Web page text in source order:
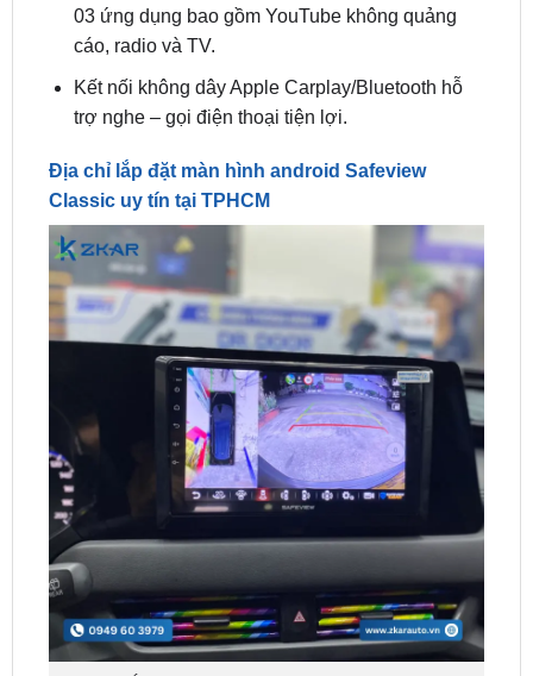
Kết nối không dây Apple Carplay/Bluetooth hỗ
trợ nghe – gọi điện thoại tiện lợi.
Địa chỉ lắp đặt màn hình android Safeview
Địa Chỉ Lắp Đặt Màn Hình Android Safeview Classic Uy
Tín Tại TPHCM